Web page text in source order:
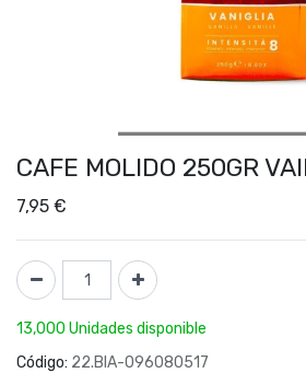
CAFE MOLIDO 250GR
7,95 €
13,000 Unidades disponible
Código: 22.BIA-096080517